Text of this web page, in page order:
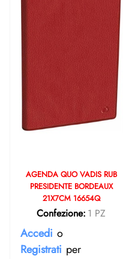
AGENDA QUO VADIS RUB
PRESIDENTE BORDEAUX
21X7CM 16654Q
Confezione: 1 PZ
Accedi o
Registrati per